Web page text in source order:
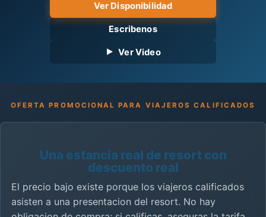
Ver Disponibilidad
Escribenos
Ver Video
OFERTA PROMOCIONAL PARA VIAJEROS CALIFICADOS
Una estancia real de resort con
descuento real
El precio bajo existe porque los viajeros calificados
asisten a una presentacion del resort. No hay